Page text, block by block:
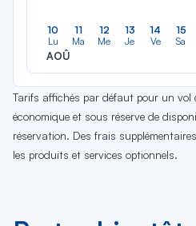
10
Lu
AOÛ
11
Ma
12
Me
13
Je
14
Ve
15
Sa
Tarifs affichés par défaut pour un vol
économique et sous réserve de
réservation. Des frais
les produits et services optionnels.